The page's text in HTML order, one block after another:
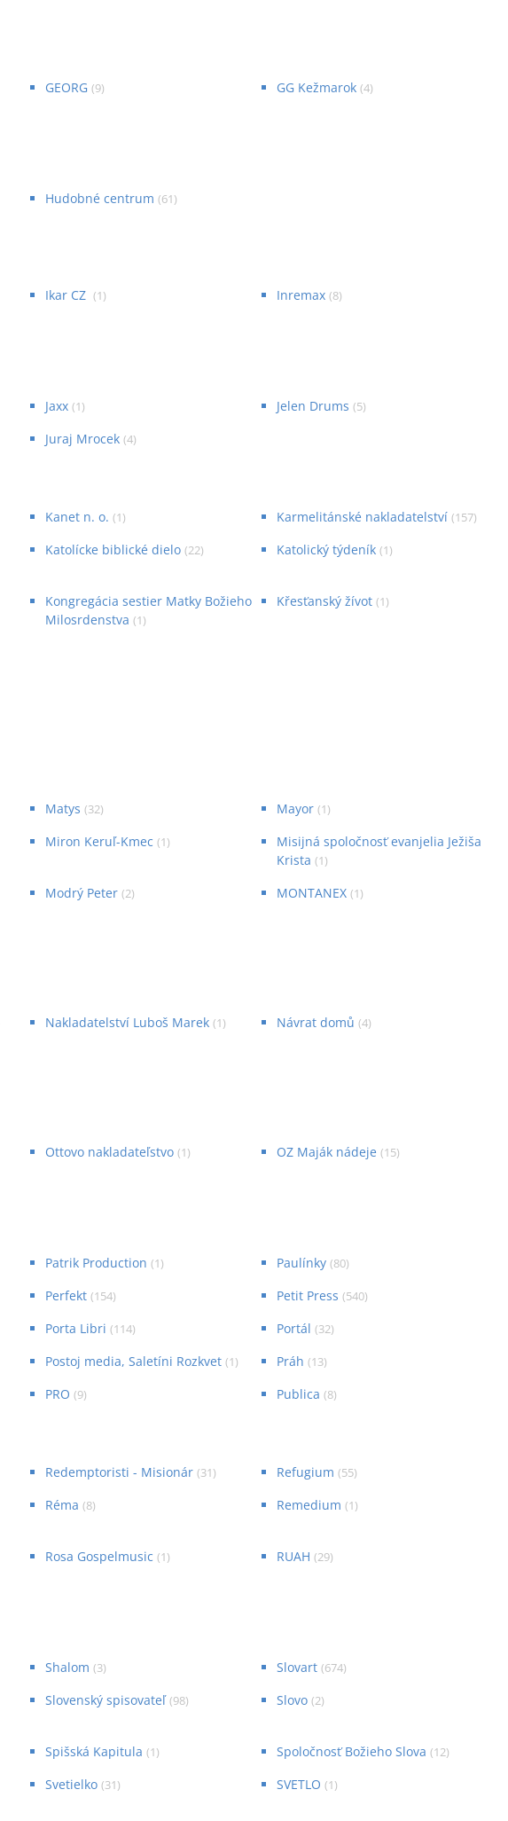
GEORG (9) GG Kežmarok (4)
Hudobné centrum (61)
Ikar CZ (1) Inremax (8)
Jaxx (1) Jelen Drums (5)
Juraj Mrocek (4)
Kanet n. o. (1) Karmelitánské nakladatelství (157)
Katolícke biblické dielo (22) Katolický týdeník (1)
Kongregácia sestier Matky Božieho
Milosrdenstva (1)
Křesťanský žívot (1)
Matys (32) Mayor (1)
Miron Keruľ-Kmec (1)
Misijná spoločnosť evanjelia Ježiša
Krista (1)
Modrý Peter (2) MONTANEX (1)
Nakladatelství Luboš Marek (1) Návrat domů (4)
Ottovo nakladateľstvo (1) OZ Maják nádeje (15)
Patrik Production (1) Paulínky (80)
Perfekt (154) Petit Press (540)
Porta Libri (114) Portál (32)
Postoj media, Saletíni Rozkvet (1) Práh (13)
PRO (9) Publica (8)
Redemptoristi - Misionár (31) Refugium (55)
Réma (8) Remedium (1)
Rosa Gospelmusic (1) RUAH (29)
Shalom (3) Slovart (674)
Slovenský spisovateľ (98) Slovo (2)
Spišská Kapitula (1) Spoločnosť Božieho Slova (12)
Svetielko (31) SVETLO (1)